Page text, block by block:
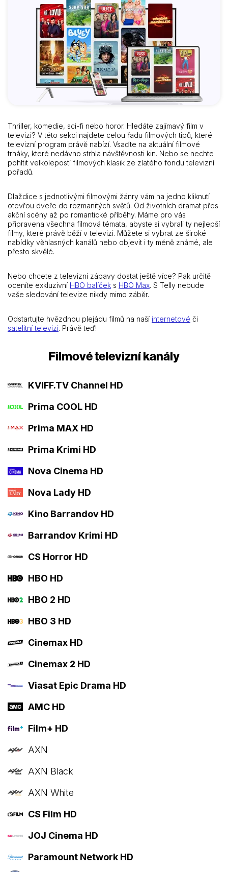
Thriller, komedie, sci-fi nebo horor. Hledáte zajímavý film v
televizi? V této sekci najdete celou řadu filmových tipů, které
televizní program právě nabízí. Vsaďte na aktuální filmové
trháky, které nedávno strhla návštěvnosti kin. Nebo se nechte
pohltit velkolepostí filmových klasik ze zlatého fondu televizní
pořadů.
Dlaždice s jednotlivými filmovými žánry vám na jedno kliknutí
otevřou dveře do rozmanitých světů. Od životních dramat přes
akční scény až po romantické příběhy. Máme pro vás
připravena všechna filmová témata, abyste si vybrali ty nejlepší
filmy, které právě běží v televizi. Můžete si vybrat ze široké
nabídky věhlasných kanálů nebo objevit i ty méně známé, ale
přesto skvělé.
Nebo chcete z televizní zábavy dostat ještě více? Pak určitě
oceníte exkluzivní HBO balíček s HBO Max. S Telly nebude
vaše sledování televize nikdy mimo záběr.
Odstartujte hvězdnou plejádu filmů na naší internetové či
satelitní televizi. Právě teď!
Filmové televizní kanály
KVIFF.TV Channel HD
Prima COOL HD
Prima MAX HD
Prima Krimi HD
Nova Cinema HD
Nova Lady HD
Kino Barrandov HD
Barrandov Krimi HD
CS Horror HD
HBO HD
HBO 2 HD
HBO 3 HD
Cinemax HD
Cinemax 2 HD
Viasat Epic Drama HD
AMC HD
Film+ HD
AXN
AXN Black
AXN White
CS Film HD
JOJ Cinema HD
Paramount Network HD